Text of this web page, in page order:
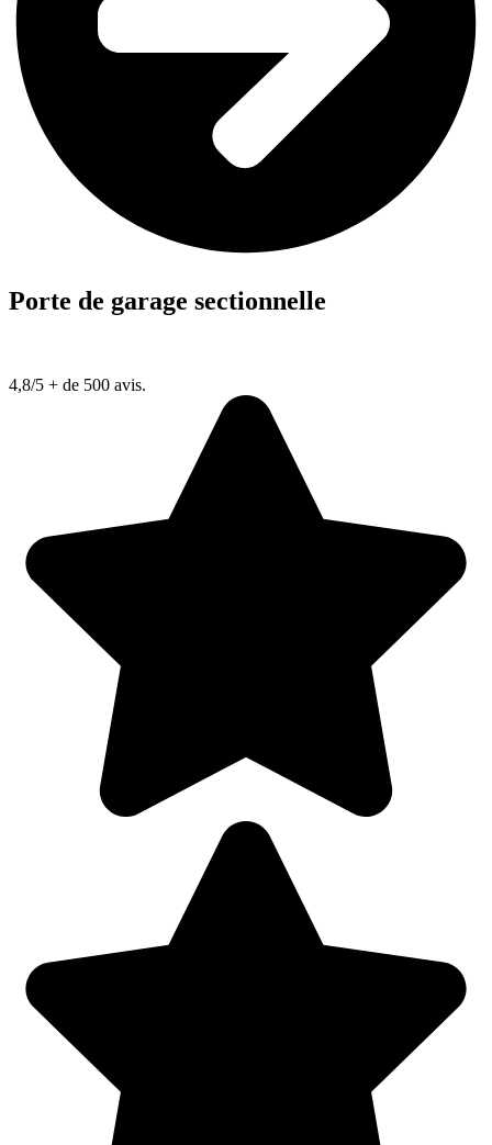
Porte de garage sectionnelle
4,8/5 + de 500 avis.